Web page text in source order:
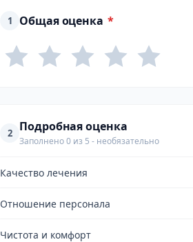
1 Общая оценка *
2 Подробная оценка
Заполнено 0 из 5 - необязательно
Качество лечения
Отношение персонала
Чистота и комфорт